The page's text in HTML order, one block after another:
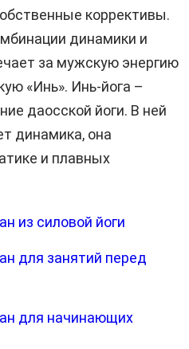
коррективы.
динамики и
за мужскую энергию
«Инь». Инь-йога –
даосской йоги. В ней
динамика, она
и плавных
из силовой йоги
для занятий перед
для начинающих